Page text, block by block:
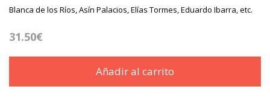
Blanca de los Ríos, Asín Palacios, Elías Tormes, Eduardo Ibarra, etc.
31.50€
Añadir al carrito